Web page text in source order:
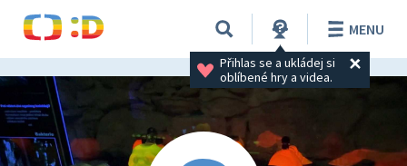
Přihlas se a ukládej si
oblíbené hry a videa.
MENU